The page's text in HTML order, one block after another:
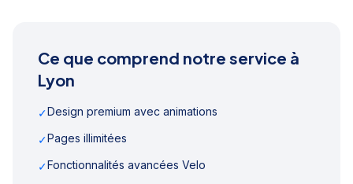
Ce que comprend notre service à
Lyon
✓Design premium avec animations
✓Pages illimitées
✓Fonctionnalités avancées Velo